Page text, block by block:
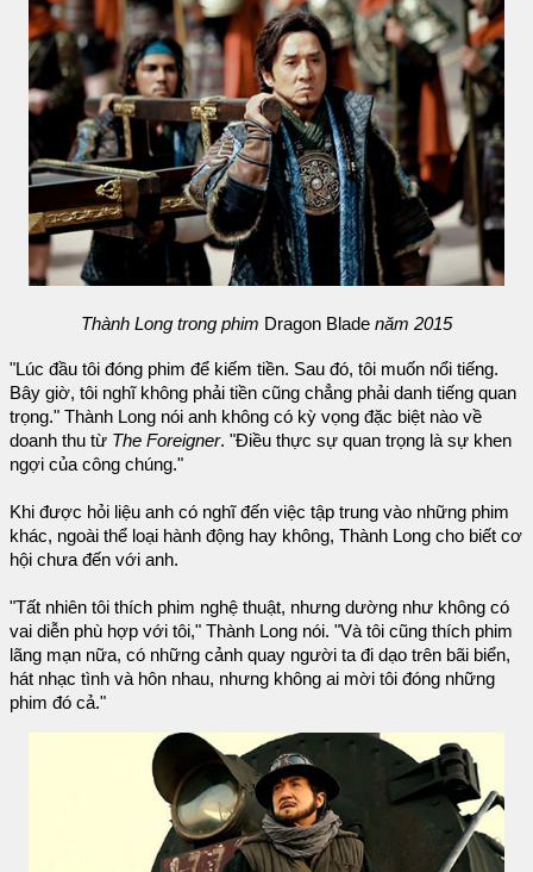
Thành Long trong phim Dragon Blade năm 2015
"Lúc đầu tôi đóng phim để kiếm tiền. Sau đó, tôi muốn nổi tiếng.
Bây giờ, tôi nghĩ không phải tiền cũng chẳng phải danh tiếng quan
trọng." Thành Long nói anh không có kỳ vọng đặc biệt nào về
doanh thu từ The Foreigner. "Điều thực sự quan trọng là sự khen
ngợi của công chúng."
Khi được hỏi liệu anh có nghĩ đến việc tập trung vào những phim
khác, ngoài thể loại hành động hay không, Thành Long cho biết cơ
hội chưa đến với anh.
"Tất nhiên tôi thích phim nghệ thuật, nhưng dường như không có
vai diễn phù hợp với tôi," Thành Long nói. "Và tôi cũng thích phim
lãng mạn nữa, có những cảnh quay người ta đi dạo trên bãi biển,
hát nhạc tình và hôn nhau, nhưng không ai mời tôi đóng những
phim đó cả."